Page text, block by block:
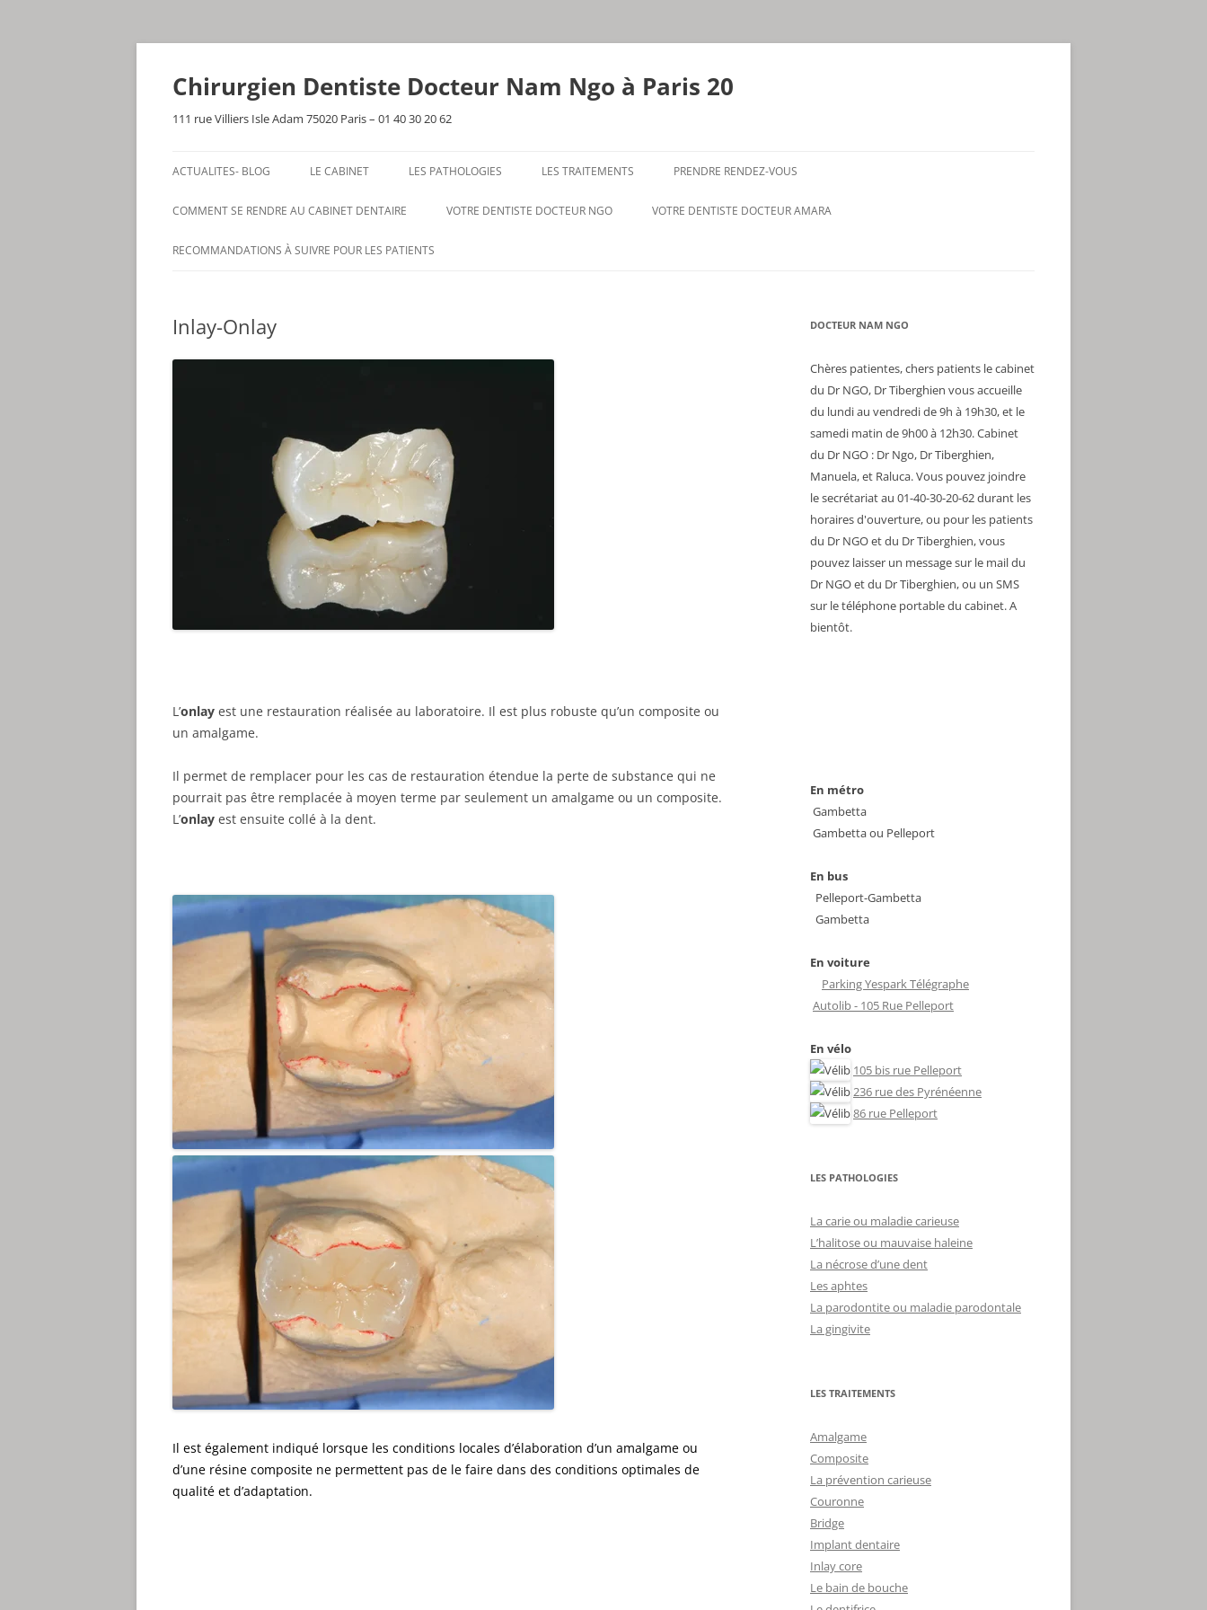
Aller
contenu
Chirurgien Dentiste Docteur Nam Ngo à Paris 20
111 rue Villiers Isle Adam 75020 Paris – 01 40 30 20 62
ACTUALITES- BLOG LE CABINET LES PATHOLOGIES LES TRAITEMENTS PRENDRE RENDEZ-VOUS
COMMENT SE RENDRE AU CABINET DENTAIRE VOTRE DENTISTE DOCTEUR NGO VOTRE DENTISTE DOCTEUR AMARA
RECOMMANDATIONS À SUIVRE POUR LES PATIENTS
Inlay-Onlay
L’onlay est une restauration réalisée au laboratoire. Il est plus robuste qu’un composite ou
un amalgame.
Il permet de remplacer pour les cas de restauration étendue la perte de substance qui ne
pourrait pas être remplacée à moyen terme par seulement un amalgame ou un composite.
L’onlay est ensuite collé à la dent.
Il est également indiqué lorsque les conditions locales d’élaboration d’un amalgame ou
d’une résine composite ne permettent pas de le faire dans des conditions optimales de
qualité et d’adaptation.
DOCTEUR NAM NGO
Chères patientes, chers patients le cabinet
du Dr NGO, Dr Tiberghien vous accueille
du lundi au vendredi de 9h à 19h30, et le
samedi matin de 9h00 à 12h30. Cabinet
du Dr NGO : Dr Ngo, Dr Tiberghien,
Manuela, et Raluca. Vous pouvez joindre
le secrétariat au 01-40-30-20-62 durant les
horaires d'ouverture, ou pour les patients
du Dr NGO et du Dr Tiberghien, vous
pouvez laisser un message sur le mail du
Dr NGO et du Dr Tiberghien, ou un SMS
sur le téléphone portable du cabinet. A
bientôt.
En métro
Gambetta
Gambetta ou Pelleport
En bus
Pelleport-Gambetta
Gambetta
En voiture
Parking Yespark Télégraphe
Autolib - 105 Rue Pelleport
En vélo
105 bis rue Pelleport
236 rue des Pyrénéenne
86 rue Pelleport
LES PATHOLOGIES
La carie ou maladie carieuse
L’halitose ou mauvaise haleine
La nécrose d’une dent
Les aphtes
La parodontite ou maladie parodontale
La gingivite
LES TRAITEMENTS
Amalgame
Composite
La prévention carieuse
Couronne
Bridge
Implant dentaire
Inlay core
Le bain de bouche